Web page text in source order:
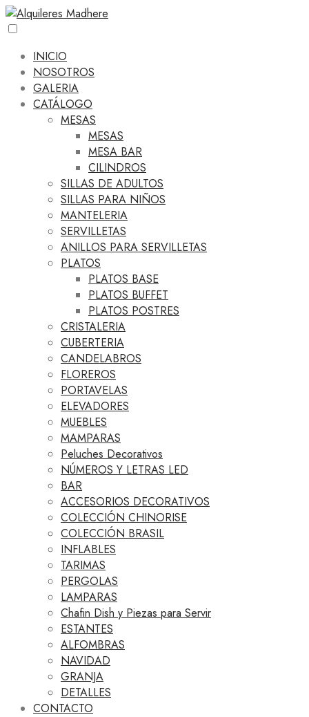
INICIO
NOSOTROS
GALERIA
CATÁLOGO
MESAS
MESAS
MESA BAR
CILINDROS
SILLAS DE ADULTOS
SILLAS PARA NIÑOS
MANTELERIA
SERVILLETAS
ANILLOS PARA SERVILLETAS
PLATOS
PLATOS BASE
PLATOS BUFFET
PLATOS POSTRES
CRISTALERIA
CUBERTERIA
CANDELABROS
FLOREROS
PORTAVELAS
ELEVADORES
MUEBLES
MAMPARAS
Peluches Decorativos
NÚMEROS Y LETRAS LED
BAR
ACCESORIOS DECORATIVOS
COLECCIÓN CHINORISE
COLECCIÓN BRASIL
INFLABLES
TARIMAS
PERGOLAS
LAMPARAS
Chafin Dish y Piezas para Servir
ESTANTES
ALFOMBRAS
NAVIDAD
GRANJA
DETALLES
CONTACTO